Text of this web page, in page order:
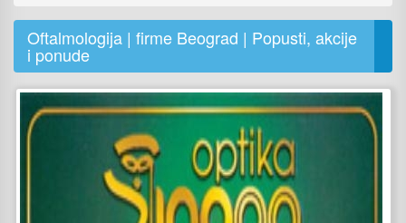
Oftalmologija | firme Beograd | Popusti, akcije
i ponude